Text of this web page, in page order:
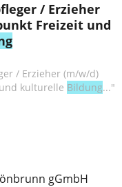
/ Erzieher
Freizeit und
/ Erzieher (m/w/d)
kulturelle Bildung..."
gGmbH